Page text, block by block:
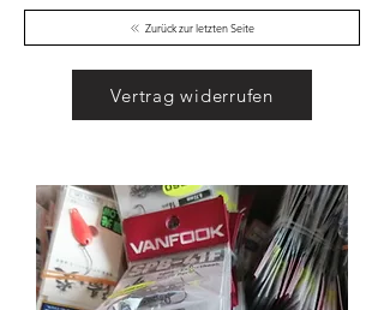
Zurück zur letzten Seite
Vertrag widerrufen